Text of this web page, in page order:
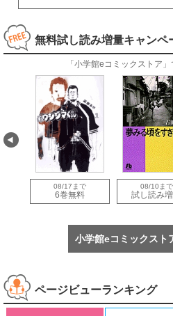
無料試し読み増量キャンペ
「小学館eコミックストア
08/17まで
6巻無料
08/10まで
試し読み
小学館eコミックスト
ページビューランキング